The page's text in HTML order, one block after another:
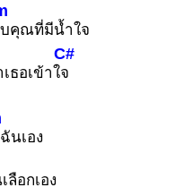
คุณที่มีน้ำใจ
ธอเข้าใ
C#
จ
นเอง
ลือกเอง